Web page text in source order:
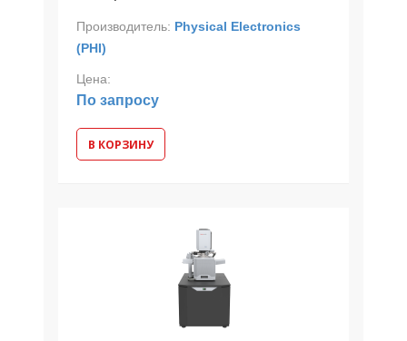
Производитель: Physical Electronics
(PHI)
Цена:
По запросу
В КОРЗИНУ